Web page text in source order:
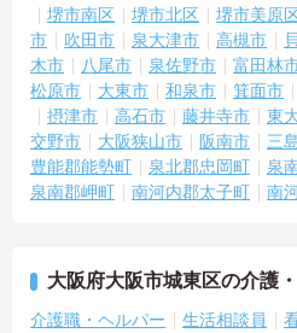
堺市南区
堺市北区 堺市美原
市
吹田市 泉大津市 高槻市
木市
八尾市 泉佐野市 富田林
松原市
大東市 和泉市 箕面市
摂津市
高石市 藤井寺市 東
交野市
大阪狭山市 阪南市 三
豊能郡能勢町
泉北郡忠岡町 泉
泉南郡岬町
南河内郡太子町 南
大阪府大阪市城東区の介護
介護職・ヘルパー 生活相談員